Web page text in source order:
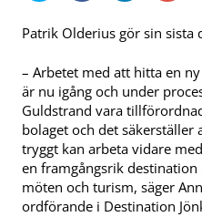
Patrik Olderius gör sin sista
– Arbetet med att hitta en
är nu igång och under
Guldstrand vara
bolaget och det säkerställer
tryggt kan arbeta vidare
en framgångsrik
möten och turism, säger
ordförande i Destination